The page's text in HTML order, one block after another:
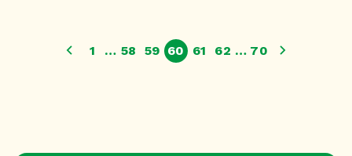
1 … 58 59 60 61 62 … 70